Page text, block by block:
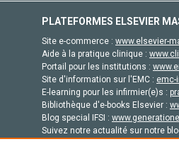
PLATEFORMES ELSEVIER
Site e-commerce : www.elsevier-
Aide à la pratique clinique :
Portail pour les institutions :
Site d'information sur l'EMC : emc-
E-learning pour les infirmier(e)s :
Bibliothèque d'e-books Elsevier :
Blog special IFSI :
Suivez notre actualité sur notre